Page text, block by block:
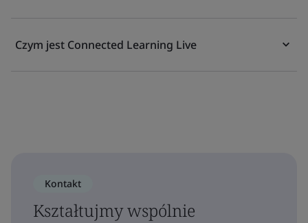
Czym jest Connected Learning Live
Kontakt
Kształtujmy wspólnie